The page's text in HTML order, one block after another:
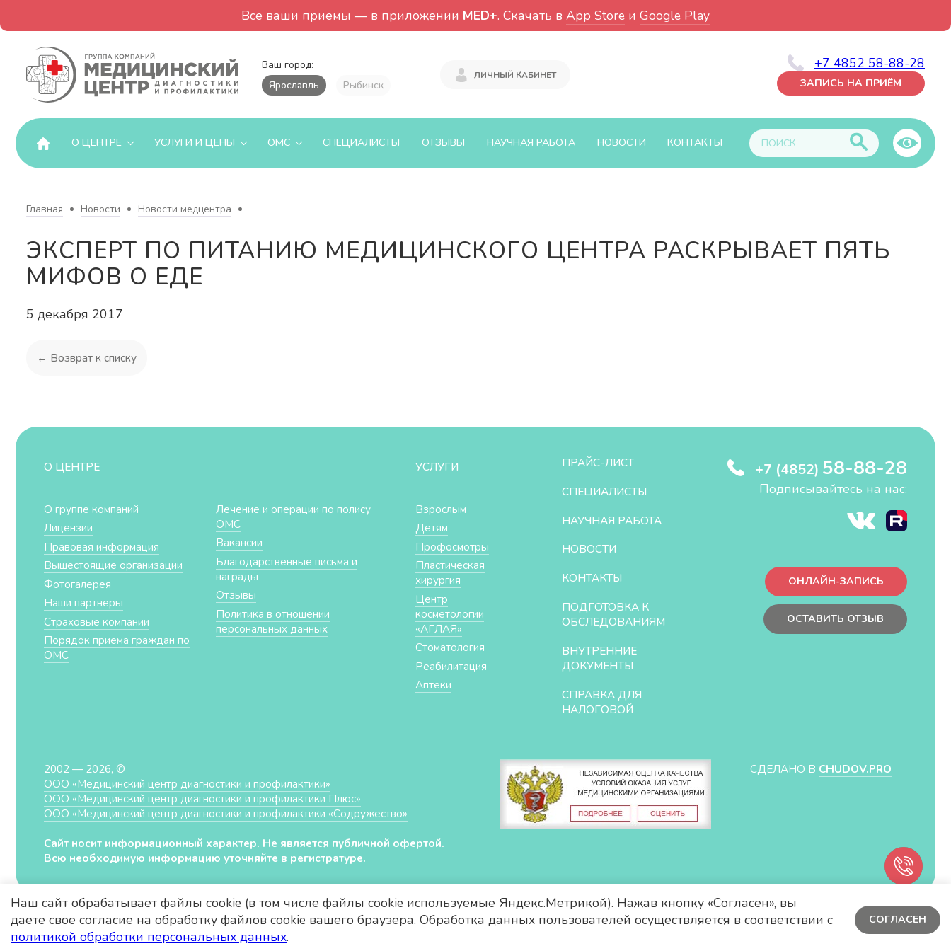
Все ваши приёмы — в приложении MED+. Скачать в App Store и Google Play
Ваш город:
Ярославль
Рыбинск
ЛИЧНЫЙ КАБИНЕТ
+7 4852 58-88-28
ЗАПИСЬ НА ПРИЁМ
О ЦЕНТРЕ УСЛУГИ И ЦЕНЫ ОМС СПЕЦИАЛИСТЫ ОТЗЫВЫ НАУЧНАЯ РАБОТА НОВОСТИ КОНТАКТЫ
Главная Новости Новости медцентра
ЭКСПЕРТ ПО ПИТАНИЮ МЕДИЦИНСКОГО ЦЕНТРА РАСКРЫВАЕТ ПЯТЬ
МИФОВ О ЕДЕ
5 декабря 2017
← Возврат к списку
О ЦЕНТРЕ
О группе компаний
Лицензии
Правовая информация
Вышестоящие организации
Фотогалерея
Наши партнеры
Страховые компании
Порядок приема граждан по
ОМС
Лечение и операции по полису
ОМС
Вакансии
Благодарственные письма и
награды
Отзывы
Политика в отношении
персональных данных
УСЛУГИ
Взрослым
Детям
Профосмотры
Пластическая
хирургия
Центр
косметологии
«АГЛАЯ»
Стоматология
Реабилитация
Аптеки
ПРАЙС-ЛИСТ
СПЕЦИАЛИСТЫ
НАУЧНАЯ РАБОТА
НОВОСТИ
КОНТАКТЫ
ПОДГОТОВКА К
ОБСЛЕДОВАНИЯМ
ВНУТРЕННИЕ
ДОКУМЕНТЫ
СПРАВКА ДЛЯ
НАЛОГОВОЙ
+7 (4852) 58-88-28
Подписывайтесь на нас:
ОНЛАЙН-ЗАПИСЬ
ОСТАВИТЬ ОТЗЫВ
2002 — 2026, ©
ООО «Медицинский центр диагностики и профилактики»
ООО «Медицинский центр диагностики и профилактики Плюс»
ООО «Медицинский центр диагностики и профилактики «Cодружество»
Сайт носит информационный характер. Не является публичной офертой.
Всю необходимую информацию уточняйте в регистратуре.
СДЕЛАНО В CHUDOV.PRO
Наш сайт обрабатывает файлы cookie (в том числе файлы cookie используемые Яндекс.Метрикой). Нажав кнопку «Согласен», вы
даете свое согласие на обработку файлов cookie вашего браузера. Обработка данных пользователей осуществляется в соответствии с
политикой обработки персональных данных.
СОГЛАСЕН